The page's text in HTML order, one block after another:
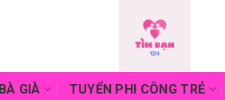
GIÀ TUYỂN PHI CÔNG TRẺ